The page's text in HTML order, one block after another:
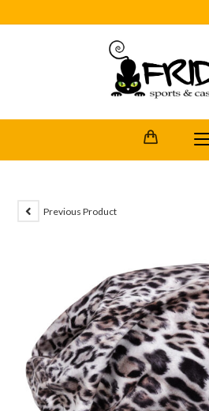
Previous Product